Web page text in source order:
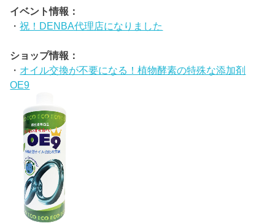
イベント情報：
・祝！DENBA代理店になりました
ショップ情報：
・ オイル交換が不要になる！植物酵素の特殊な添加剤
OE9